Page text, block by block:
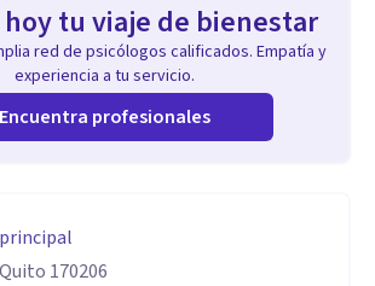
hoy tu viaje de bienestar
red de psicólogos calificados. Empatía y
experiencia a tu servicio.
Encuentra profesionales
170206